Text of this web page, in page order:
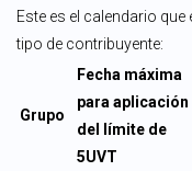
Este es el calendario
tipo de contribuyente:
Grupo
Fecha máxima
para aplicación
del límite de
5UVT